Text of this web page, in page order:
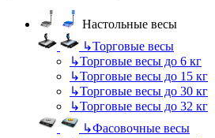
Настольные весы
↳Торговые весы
↳Торговые весы до 6 кг
↳Торговые весы до 15 кг
↳Торговые весы до 30 кг
↳Торговые весы до 32 кг
↳Фасовочные весы